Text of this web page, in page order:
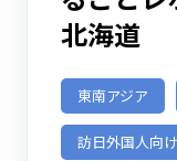
北海道
東南アジア
訪日外国人向